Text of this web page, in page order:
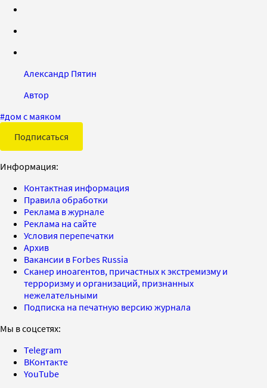
Александр Пятин
Автор
#дом с маяком
Подписаться
Информация:
Контактная информация
Правила обработки
Реклама в журнале
Реклама на сайте
Условия перепечатки
Архив
Вакансии в Forbes Russia
Сканер иноагентов, причастных к экстремизму и
терроризму и организаций, признанных
нежелательными
Подписка на печатную версию журнала
Мы в соцсетях:
Telegram
ВКонтакте
YouTube